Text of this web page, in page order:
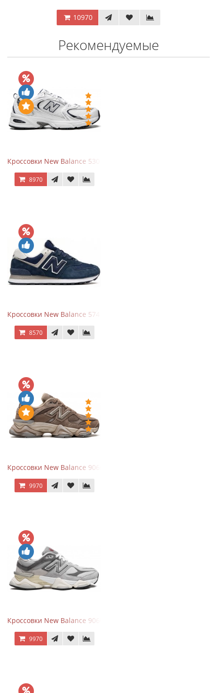
10970
Рекомендуемые
Кроссовки New Balance 530 White Silver Navy
8970
Кроссовки New Balance 574 Navy Blue White
8570
Кроссовки New Balance 9060 Mushroom
9970
Кроссовки New Balance 9060 Rain Cloud Grey
9970